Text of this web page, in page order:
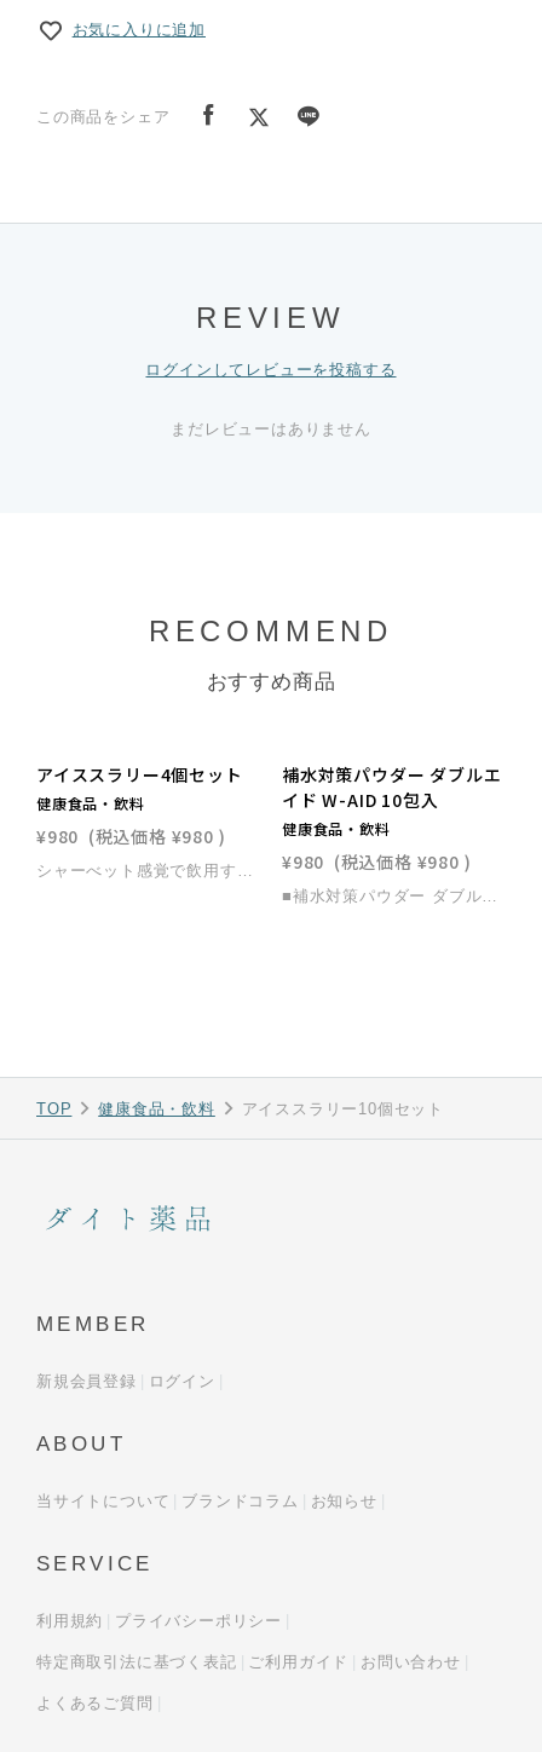
お気に入りに追加
この商品をシェア
REVIEW
ログインしてレビューを投稿する
まだレビューはありません
RECOMMEND
おすすめ商品
アイススラリー4個セット
健康食品・飲料
¥980 (税込価格 ¥980 )
シャーべット感覚で飲用することで体の中から冷やすことができる水分補給飲料。熱中症対策の飲料として推奨される塩分濃度0.2％に設計。冷凍庫に入れて、いざというときに備えましょう。・海洋深層水由来の電解質を使用・おいしく飲めるグレープフルーツ風味・常温保存、再冷凍が可能■アクティブサプライ アイススラリー【4個セット】の仕様栄養成分表示1個（120g）あたりエネルギー131kcal、タンパク質0g、脂質0g、炭水化物33g、 食塩相当量0.24g、カリウム43mg、カルシウム2.4mg、マグネシウム2.4mg名称清涼飲料水内容量 1個120g×4個セット原材料名水（ナチュラルミネラルウォーター、海洋深層水）、水飴(国内製造)、マルトデキストリン、ブドウ糖、デキストリン、食塩／トレハロース、香料、酸味料、塩化K、増粘多糖類賞味期限製造日より1年注意事項●体質・体調によりまれにからだに合わない場合があります。その場合は飲用を中止してください。●衝撃を避けてください。容器の破損・密封不良につながります。●容器のフチでケガをしないようご注意ください。●長時間冷凍すると、氷の粒が大きくなり出しづらくなります。よくもんで氷を崩してください。●吸い口部に氷塊がある場合は、無理に吸い込まず解凍してからお飲みください。●電子レンジを使用しないでください。●開封時やお召し上がりの際に強く押すと内容液がとび出ることがあります。●開封後はすぐにお飲みください。●液色が変わる場合がありますが、品質に問題ありません。※食品のため返品不可の商品です。
補水対策パウダー ダブルエ
イド W-AID 10包入
健康食品・飲料
¥980 (税込価格 ¥980 )
■補水対策パウダー ダブルエイド W-AIDの仕様 栄養成分表示1包（5ｇ）あたり エネルギー14.5kcal、たんぱく質0g、脂質0g、炭水化物3.8g、食塩相当量0.9g、カリウム157.3mg、マグネシウム4.8mg、カルシウム9.6mg 名称 粉末清涼飲料 内容量 1袋 (1包5g 10包入り） 原材料名 ブドウ糖（国内製造）、食塩、マルトデキストリン、海塩/クエン酸Na、酸味料、塩化K、香料、乳酸Ca、V.C、硫酸Mg、甘味料（アセスルファムK、ステビア）、ナイアシン、V.B2、V.B1、V.B6、（一部に乳成分を含む） 賞味期限 製造日より2年 保存方法 高温、湿気、光を避けて保存してください。 使用上の注意 ●本品は、電解質の摂取を目的にしているため、通常の飲料に比べ、ナトリウム等の電解質濃度が高くなっています。塩分の摂取制限をされている方や腎疾患の方等は飲用をお控えください。●乳児・幼児や下痢、嘔吐が激しい時の飲用は医師などの専門家にご相談ください。●多量摂取により疾病が治癒したり、より健康が増進するものではありません。●本品は吸湿しやすいので、開封後はすぐにご使用ください。●パウダーが変色することがありますが、品質に問題ありません。●本品を溶かしたり、保存する場合は、塩分を含むため金属以外の容器をご使用ください。
TOP 健康食品・飲料 アイススラリー10個セット
MEMBER
新規会員登録 ログイン
ABOUT
当サイトについて ブランドコラム お知らせ
SERVICE
利用規約 プライバシーポリシー
特定商取引法に基づく表記 ご利用ガイド お問い合わせ
よくあるご質問